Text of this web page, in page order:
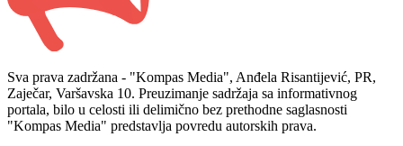
Sva prava zadržana - "Kompas Media", Anđela Risantijević, PR,
Zaječar, Varšavska 10. Preuzimanje sadržaja sa informativnog
portala, bilo u celosti ili delimično bez prethodne saglasnosti
"Kompas Media" predstavlja povredu autorskih prava.